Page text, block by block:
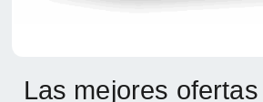
Las mejores